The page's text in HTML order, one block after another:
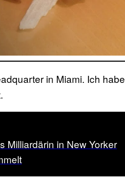
in Miami. Ich habe
Milliardärin in New Yorker